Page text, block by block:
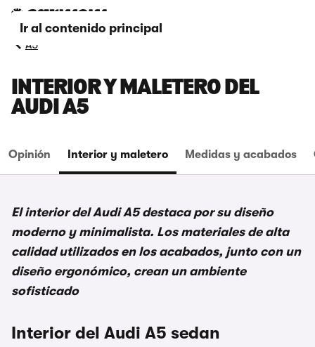
Ir al contenido principal
A5
INTERIOR Y MALETERO DEL
AUDI A5
Opinión Interior y maletero Medidas y acabados
El interior del Audi A5 destaca por su diseño
moderno y minimalista. Los materiales de alta
calidad utilizados en los acabados, junto con un
diseño ergonómico, crean un ambiente
sofisticado
Interior del Audi A5 sedan